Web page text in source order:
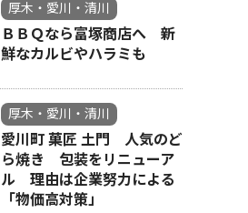
厚木・愛川・清川
ＢＢＱなら富塚商店へ 新
鮮なカルビやハラミも
厚木・愛川・清川
愛川町 菓匠 土門 人気のど
ら焼き 包装をリニューア
ル 理由は企業努力による
「物価高対策」